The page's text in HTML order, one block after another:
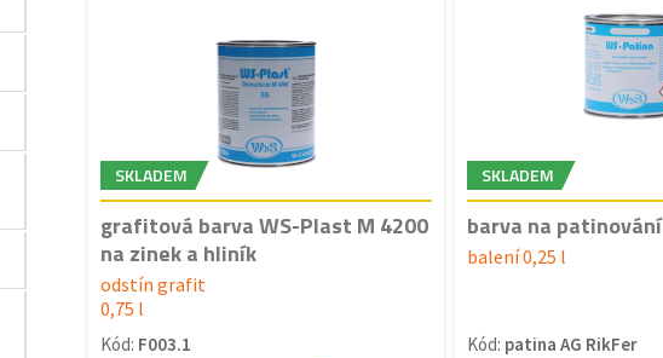
SKLADEM
grafitová barva WS-Plast M 4200
na zinek a hliník
odstín grafit
0,75 l
Kód: F003.1
SKLADEM
barva na
balení 0,25 l
Kód: patina AG RikFer